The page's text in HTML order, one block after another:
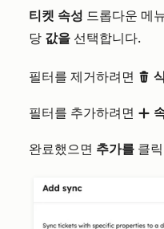
티켓 속성 드롭다운 메
당 값을 선택합니다.
필터를 제거하려면 delete
필터를 추가하려면 add
완료했으면 추가를 클